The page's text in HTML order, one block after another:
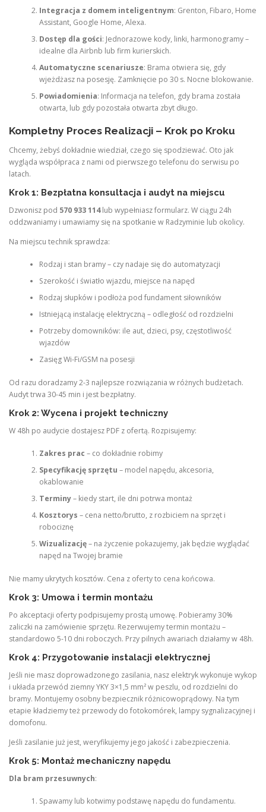
Integracja z domem inteligentnym: Grenton, Fibaro, Home
Assistant, Google Home, Alexa.
Dostęp dla gości: Jednorazowe kody, linki, harmonogramy –
idealne dla Airbnb lub firm kurierskich.
Automatyczne scenariusze: Brama otwiera się, gdy
wjeżdżasz na posesję. Zamknięcie po 30 s. Nocne blokowanie.
Powiadomienia: Informacja na telefon, gdy brama została
otwarta, lub gdy pozostała otwarta zbyt długo.
Kompletny Proces Realizacji – Krok po Kroku
Chcemy, żebyś dokładnie wiedział, czego się spodziewać. Oto jak
wygląda współpraca z nami od pierwszego telefonu do serwisu po
latach.
Krok 1: Bezpłatna konsultacja i audyt na miejscu
Dzwonisz pod 570 933 114lub wypełniasz formularz. W ciągu 24h
oddzwaniamy i umawiamy się na spotkanie w Radzyminie lub okolicy.
Na miejscu technik sprawdza:
Rodzaj i stan bramy – czy nadaje się do automatyzacji
Szerokość i światło wjazdu, miejsce na napęd
Rodzaj słupków i podłoża pod fundament siłowników
Istniejącą instalację elektryczną – odległość od rozdzielni
Potrzeby domowników: ile aut, dzieci, psy, częstotliwość
wjazdów
Zasięg Wi-Fi/GSM na posesji
Od razu doradzamy 2-3 najlepsze rozwiązania w różnych budżetach.
Audyt trwa 30-45 min i jest bezpłatny.
Krok 2: Wycena i projekt techniczny
W 48h po audycie dostajesz PDF z ofertą. Rozpisujemy:
Zakres prac – co dokładnie robimy
Specyfikację sprzętu – model napędu, akcesoria,
okablowanie
Terminy– kiedy start, ile dni potrwa montaż
Kosztorys – cena netto/brutto, z rozbiciem na sprzęt i
robociznę
Wizualizację– na życzenie pokazujemy, jak będzie wyglądać
napęd na Twojej bramie
Nie mamy ukrytych kosztów. Cena z oferty to cena końcowa.
Krok 3: Umowa i termin montażu
Po akceptacji oferty podpisujemy prostą umowę. Pobieramy 30%
zaliczki na zamówienie sprzętu. Rezerwujemy termin montażu –
standardowo 5-10 dni roboczych. Przy pilnych awariach działamy w 48h.
Krok 4: Przygotowanie instalacji elektrycznej
Jeśli nie masz doprowadzonego zasilania, nasz elektryk wykonuje wykop
i układa przewód ziemny YKY 3×1,5 mm² w peszlu, od rozdzielni do
bramy. Montujemy osobny bezpiecznik różnicowoprądowy. Na tym
etapie kładziemy też przewody do fotokomórek, lampy sygnalizacyjnej i
domofonu.
Jeśli zasilanie już jest, weryfikujemy jego jakość i zabezpieczenia.
Krok 5: Montaż mechaniczny napędu
Dla bram przesuwnych:
Spawamy lub kotwimy podstawę napędu do fundamentu.